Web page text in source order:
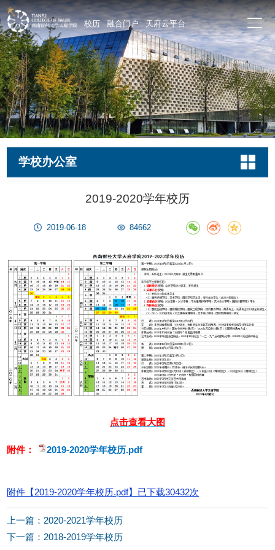
校历 融合门户 天府云平台
学校办公室
2019-2020学年校历
2019-06-18 84662
点击查看大图
附件： 2019-2020学年校历.pdf
附件【2019-2020学年校历.pdf】已下载30432次
上一篇：2020-2021学年校历
下一篇：2018-2019学年校历